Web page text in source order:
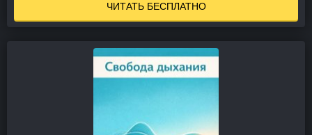
ЧИТАТЬ БЕСПЛАТНО